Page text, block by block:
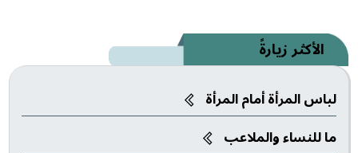
الأكثر زيارةً
لباس المرأة أمام المرأة
ما للنساء والملاعب‎